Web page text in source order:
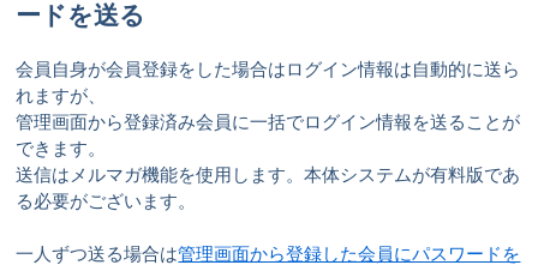
ードを送る
会員自身が会員登録をした場合はログイン情報は自動的に送ら
れますが、
管理画面から登録済み会員に一括でログイン情報を送ることが
できます。
送信はメルマガ機能を使用します。本体システムが有料版であ
る必要がございます。
一人ずつ送る場合は管理画面から登録した会員にパスワードを